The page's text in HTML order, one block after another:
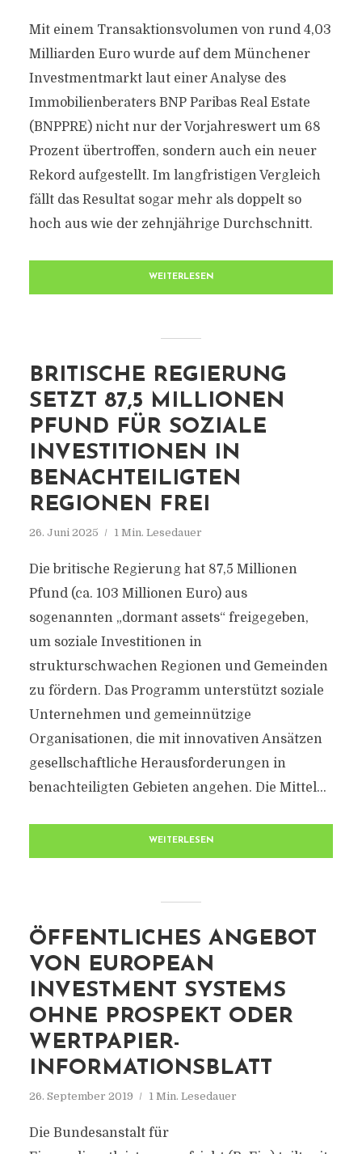
Mit einem Transaktionsvolumen von rund 4,03
Milliarden Euro wurde auf dem Münchener
Investmentmarkt laut einer Analyse des
Immobilienberaters BNP Paribas Real Estate
(BNPPRE) nicht nur der Vorjahreswert um 68
Prozent übertroffen, sondern auch ein neuer
Rekord aufgestellt. Im langfristigen Vergleich
fällt das Resultat sogar mehr als doppelt so
hoch aus wie der zehnjährige Durchschnitt.
WEITERLESEN
BRITISCHE REGIERUNG
SETZT 87,5 MILLIONEN
PFUND FÜR SOZIALE
INVESTITIONEN IN
BENACHTEILIGTEN
REGIONEN FREI
26. Juni 2025 1 Min. Lesedauer
Die britische Regierung hat 87,5 Millionen
Pfund (ca. 103 Millionen Euro) aus
sogenannten „dormant assets“ freigegeben,
um soziale Investitionen in
strukturschwachen Regionen und Gemeinden
zu fördern. Das Programm unterstützt soziale
Unternehmen und gemeinnützige
Organisationen, die mit innovativen Ansätzen
gesellschaftliche Herausforderungen in
benachteiligten Gebieten angehen. Die Mittel...
WEITERLESEN
ÖFFENTLICHES ANGEBOT
VON EUROPEAN
INVESTMENT SYSTEMS
OHNE PROSPEKT ODER
WERTPAPIER-
INFORMATIONSBLATT
26. September 2019 1 Min. Lesedauer
Die Bundesanstalt für